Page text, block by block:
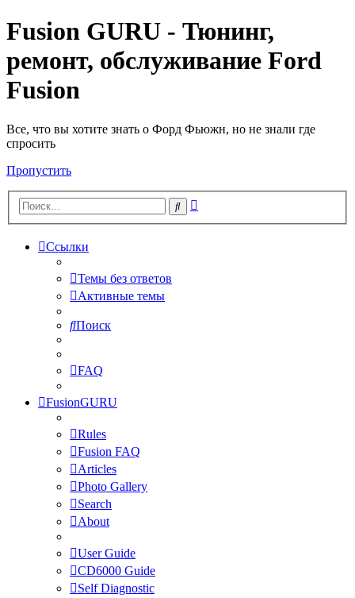
Fusion GURU - Тюнинг,
ремонт, обслуживание Ford
Fusion
Все, что вы хотите знать о Форд Фьюжн, но не знали где
спросить
Пропустить
Поиск
Ссылки
Темы без ответов
Активные темы
Поиск
FAQ
FusionGURU
Rules
Fusion FAQ
Articles
Photo Gallery
Search
About
User Guide
CD6000 Guide
Self Diagnostic